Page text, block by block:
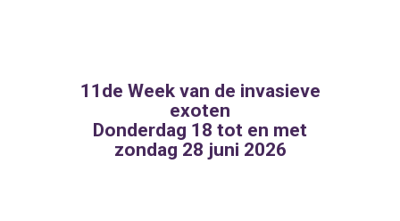
11 de Week van de invasieve
exoten
Donderdag 18 tot en met
zondag 28 juni 2026